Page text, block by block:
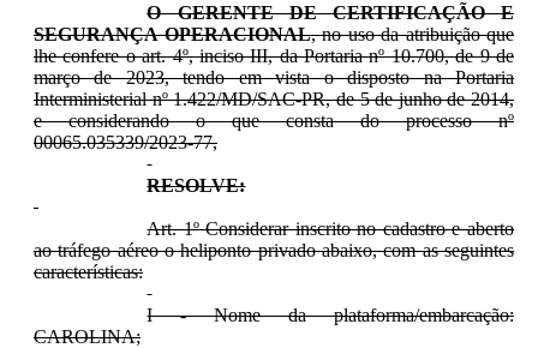
O GERENTE DE CERTIFICAÇÃO E
SEGURANÇA OPERACIONAL, no uso da atribuição que
lhe confere o art. 4º, inciso III, da Portaria nº 10.700, de 9 de
março de 2023, tendo em vista o disposto na Portaria
Interministerial nº 1.422/MD/SAC-PR, de 5 de junho de 2014,
e considerando o que consta do processo nº
00065.035339/2023-77,
RESOLVE:
Art. 1º Considerar inscrito no cadastro e aberto
ao tráfego aéreo o heliponto privado abaixo, com as seguintes
características:
I - Nome da plataforma/embarcação:
CAROLINA;